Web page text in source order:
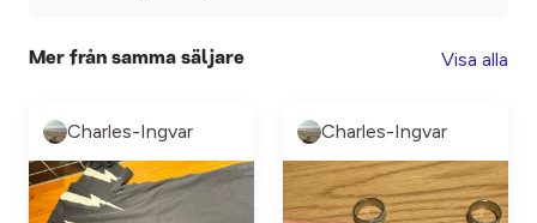
Mer från samma säljare Visa alla
Charles-Ingvar Charles-Ingvar